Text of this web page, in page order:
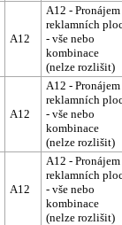
A12
A12 - Pronájem
reklamních
- vše nebo
kombinace
(nelze rozlišit)
A12
A12 - Pronájem
reklamních
- vše nebo
kombinace
(nelze rozlišit)
A12
A12 - Pronájem
reklamních
- vše nebo
kombinace
(nelze rozlišit)